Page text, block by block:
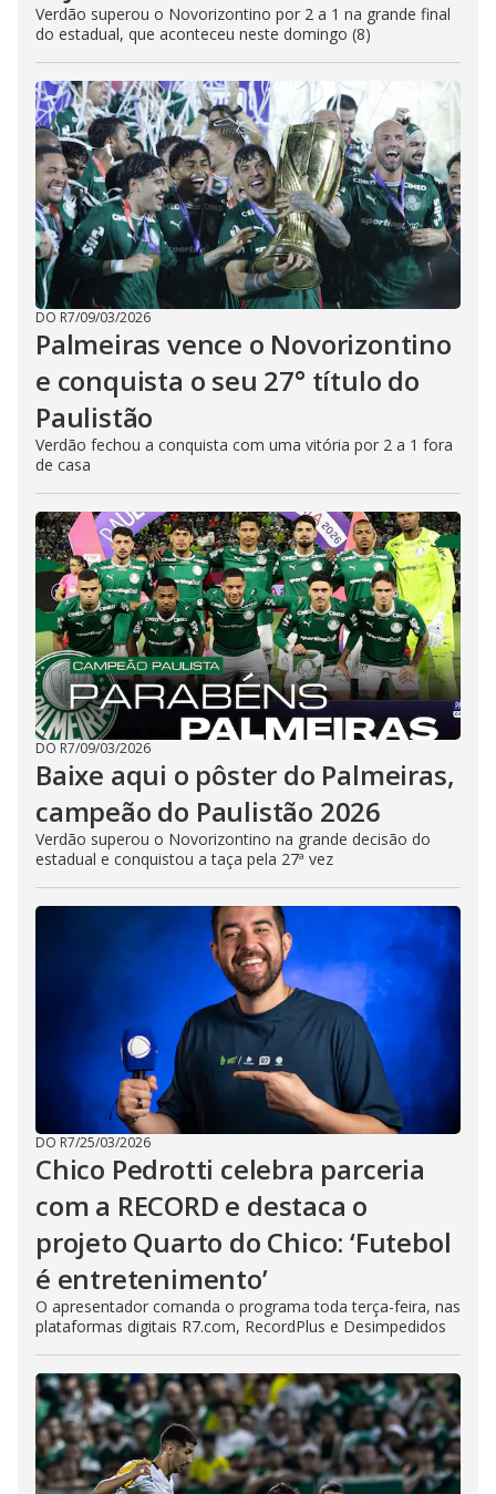
Verdão superou o Novorizontino por 2 a 1 na grande final
do estadual, que aconteceu neste domingo (8)
DO R7/09/03/2026
Palmeiras vence o Novorizontino
e conquista o seu 27° título do
Paulistão
Verdão fechou a conquista com uma vitória por 2 a 1 fora
de casa
DO R7/09/03/2026
Baixe aqui o pôster do Palmeiras,
campeão do Paulistão 2026
Verdão superou o Novorizontino na grande decisão do
estadual e conquistou a taça pela 27ª vez
DO R7/25/03/2026
Chico Pedrotti celebra parceria
com a RECORD e destaca o
projeto Quarto do Chico: ‘Futebol
é entretenimento’
O apresentador comanda o programa toda terça-feira, nas
plataformas digitais R7.com, RecordPlus e Desimpedidos